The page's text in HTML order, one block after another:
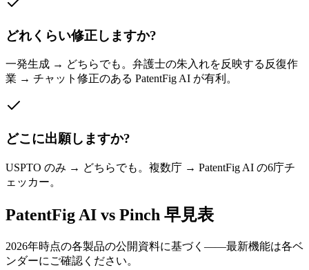
どれくらい修正しますか?
一発生成 → どちらでも。弁護士の朱入れを反映する反復作
業 → チャット修正のある PatentFig AI が有利。
どこに出願しますか?
USPTO のみ → どちらでも。複数庁 → PatentFig AI の6庁チ
ェッカー。
PatentFig AI vs Pinch 早見表
2026年時点の各製品の公開資料に基づく——最新機能は各ベ
ンダーにご確認ください。